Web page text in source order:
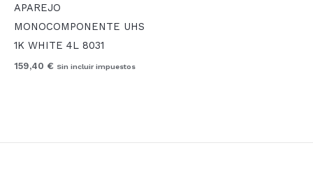
APAREJO
MONOCOMPONENTE UHS
1K WHITE 4L 8031
159,40 € Sin incluir impuestos